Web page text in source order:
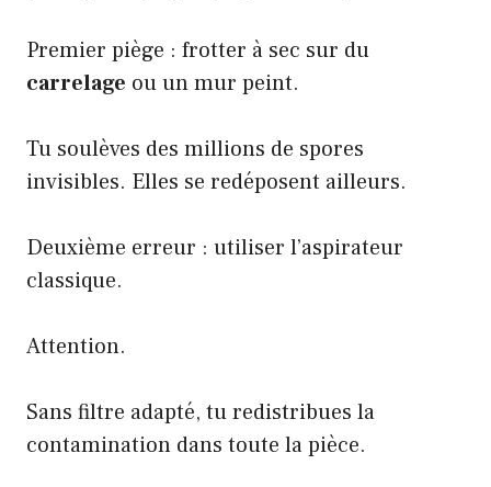
Premier piège : frotter à sec sur du
carrelage ou un mur peint.
Tu soulèves des millions de spores
invisibles. Elles se redéposent ailleurs.
Deuxième erreur : utiliser l’aspirateur
classique.
Attention.
Sans filtre adapté, tu redistribues la
contamination dans toute la pièce.